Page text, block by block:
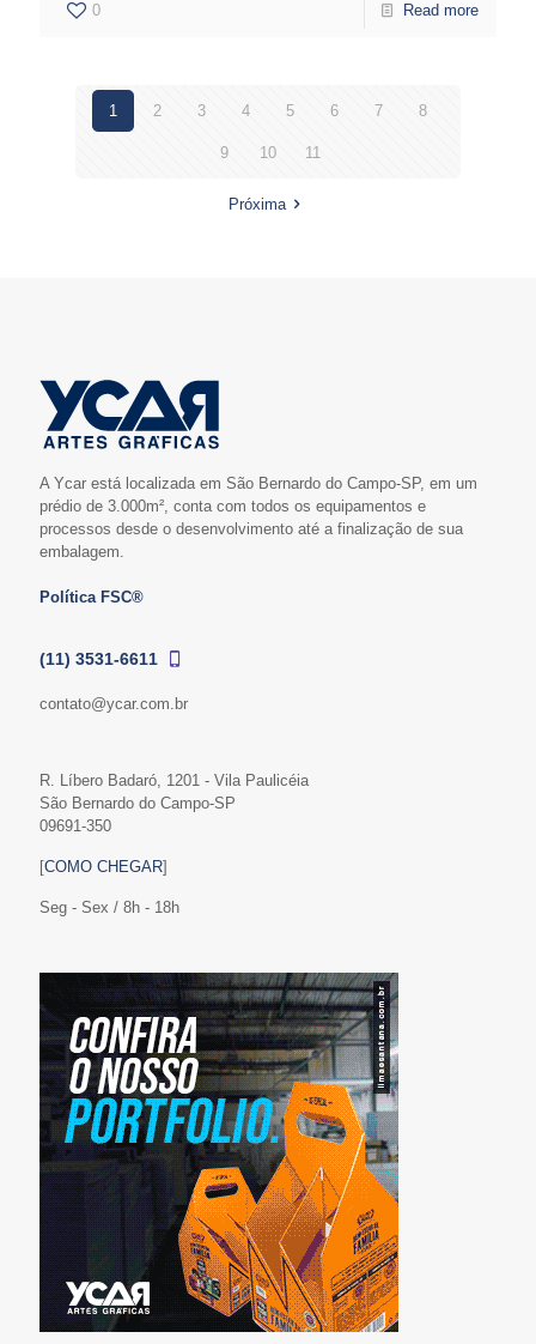
0 Read more
1 2 3 4 5 6 7 8
9 10 11
Próxima
A Ycar está localizada em São Bernardo do Campo-SP, em um
prédio de 3.000m², conta com todos os equipamentos e
processos desde o desenvolvimento até a finalização de sua
embalagem.
Política FSC®
(11) 3531-6611
contato@ycar.com.br
R. Líbero Badaró, 1201 - Vila Paulicéia
São Bernardo do Campo-SP
09691-350
[COMO CHEGAR]
Seg - Sex / 8h - 18h